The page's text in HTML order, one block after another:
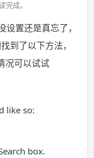
成。
置还是真忘了，
到了以下方法，
况可以试试
like so:
box.